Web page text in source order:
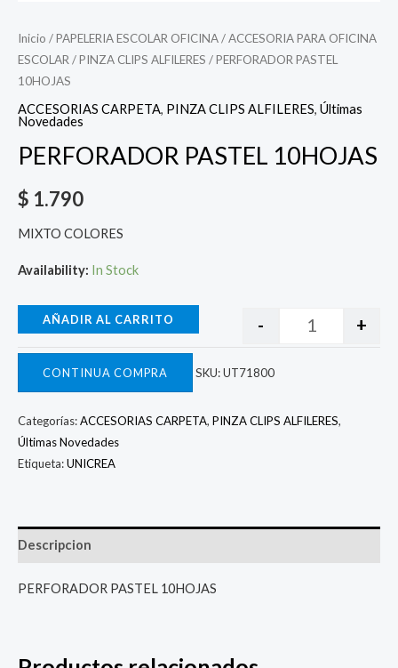
Inicio /PAPELERIA ESCOLAR OFICINA/ACCESORIA PARA OFICINA
ESCOLAR /PINZA CLIPS ALFILERES / PERFORADOR PASTEL
10HOJAS
ACCESORIAS CARPETA, PINZA CLIPS ALFILERES, Últimas
Novedades
PERFORADOR PASTEL 10HOJAS
$ 1.790
MIXTO COLORES
Availability: In Stock
- +
AÑADIR AL CARRITO
CONTINUA COMPRA SKU:UT71800
Categorías:ACCESORIAS CARPETA, PINZA CLIPS ALFILERES,
Últimas Novedades
Etiqueta:UNICREA
Descripcion
PERFORADOR PASTEL 10HOJAS